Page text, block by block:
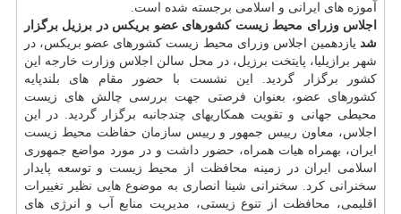
آموزه های ایرانی و اسلامی برجسته شده است.
اجلاس وزرای محیط زیست کشورهای عضو بریکس در برزیل برگزار
شد یازدهمین اجلاس وزرای محیط زیست کشورهای عضو بریکس، در
شهر برازیلیا، پایتخت برزیل، در محل سالن اجلاس وزارت خارجه این
کشور برگزار گردید. این نشست با حضور مقام های بلندپایه
کشورهای عضو، بعنوان فرصتی جهت بررسی چالش های زیست
محیطی جهانی و تقویت همکاریهای چندجانبه برگزار گردید. در این
اجلاس، معاون رییس جمهور و رییس سازمان حفاظت محیط زیست
ایران، بهمراه هیات همراه، حضور داشت و در مورد مواضع جمهوری
اسلامی ایران در زمینه محافظت از محیط زیست و توسعه پایدار
سخنرانی کرد. سخنرانی شینا انصاری به موضوع هایی نظیر تغییرات
اقلیمی، محافظت از تنوع زیستی، مدیریت منابع آب و انرژی های